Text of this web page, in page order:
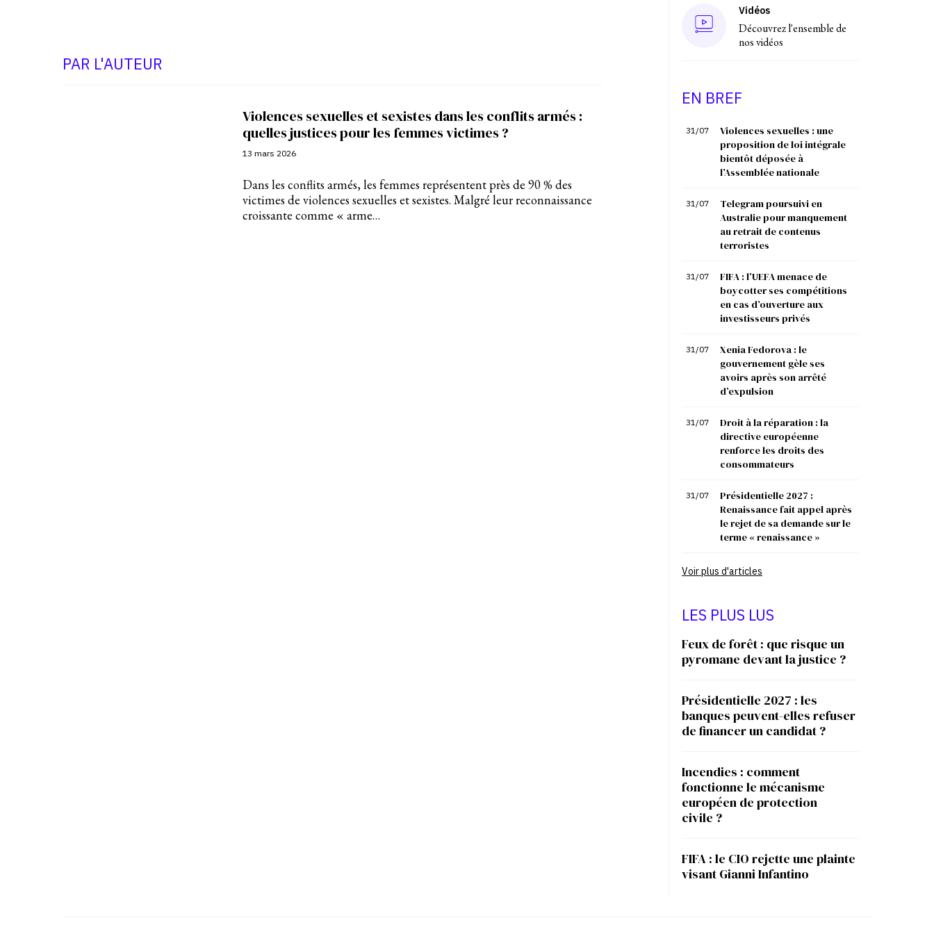
PAR L'AUTEUR
Violences sexuelles et sexistes dans les conflits armés :
quelles justices pour les femmes victimes ?
13 mars 2026
Dans les conflits armés, les femmes représentent près de 90 % des
victimes de violences sexuelles et sexistes. Malgré leur reconnaissance
croissante comme « arme…
Vidéos
Découvrez l'ensemble de
nos vidéos
EN BREF
31/07
Violences sexuelles : une
proposition de loi intégrale
bientôt déposée à
l’Assemblée nationale
31/07
Telegram poursuivi en
Australie pour manquement
au retrait de contenus
terroristes
31/07
FIFA : l’UEFA menace de
boycotter ses compétitions
en cas d’ouverture aux
investisseurs privés
31/07
Xenia Fedorova : le
gouvernement gèle ses
avoirs après son arrêté
d’expulsion
31/07
Droit à la réparation : la
directive européenne
renforce les droits des
consommateurs
31/07
Présidentielle 2027 :
Renaissance fait appel après
le rejet de sa demande sur le
terme « renaissance »
Voir plus d'articles
LES PLUS LUS
Feux de forêt : que risque un
pyromane devant la justice ?
Présidentielle 2027 : les
banques peuvent-elles refuser
de financer un candidat ?
Incendies : comment
fonctionne le mécanisme
européen de protection
civile ?
FIFA : le CIO rejette une plainte
visant Gianni Infantino